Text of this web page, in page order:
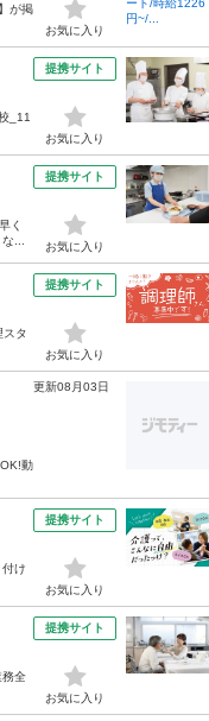
が掲
お気に入り
_11
提携サイト
お気に入り
く
...
提携サイト
お気に入り
スタ
提携サイト
お気に入り
動
更新08月03日
け
提携サイト
お気に入り
務全
提携サイト
お気に入り